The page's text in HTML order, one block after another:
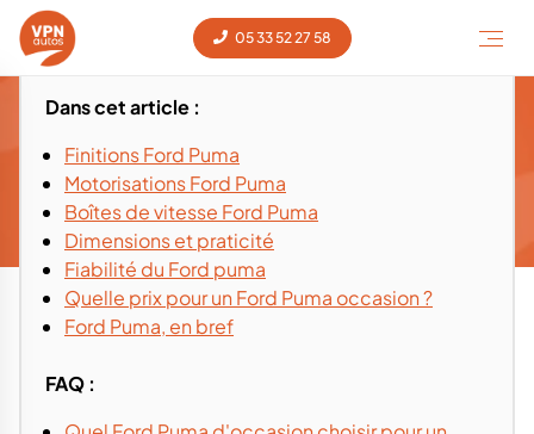
05 33 52 27 58
Guide d'achat et conseils - Ford Puma
occasion
Voiture occasion Ford Puma Guide d'achat Puma
Dans cet article :
Finitions Ford Puma
Motorisations Ford Puma
Boîtes de vitesse Ford Puma
Dimensions et praticité
Fiabilité du Ford puma
Quelle prix pour un Ford Puma occasion ?
Ford Puma, en bref
FAQ :